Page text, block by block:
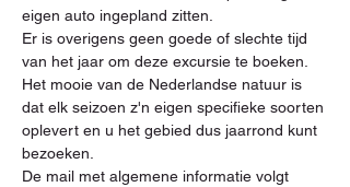
eigen auto ingepland zitten.
Er is overigens geen goede of slechte tijd
van het jaar om deze excursie te boeken.
Het mooie van de Nederlandse natuur is
dat elk seizoen z'n eigen specifieke soorten
oplevert en u het gebied dus jaarrond kunt
bezoeken.
De mail met algemene informatie volgt